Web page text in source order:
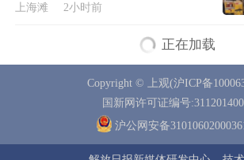
上海滩 2小时前
正在加载
Copyright © 上观(沪ICP备
国新网许可证编号
沪公网安备